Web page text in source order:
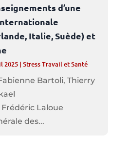
d’une
Italie, Suède) et
2025| Stress Travail et Santé
Bartoli, Thierry
Laloue
des...